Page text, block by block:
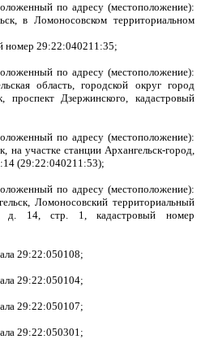
по адресу (местоположение):
в Ломоносовском территориальном
номер 29:22:040211:35;
по адресу (местоположение):
область, городской округ город
проспект Дзержинского, кадастровый
по адресу (местоположение):
на участке станции Архангельск-город,
(29:22:040211:53);
по адресу (местоположение):
Ломоносовский территориальный
д. 14, стр. 1, кадастровый номер
29:22:050108;
29:22:050104;
29:22:050107;
29:22:050301;